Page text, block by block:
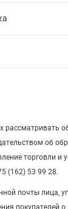
рассматривать
об
торговли и
(162) 53 99 28.
почты лица,
покупателей